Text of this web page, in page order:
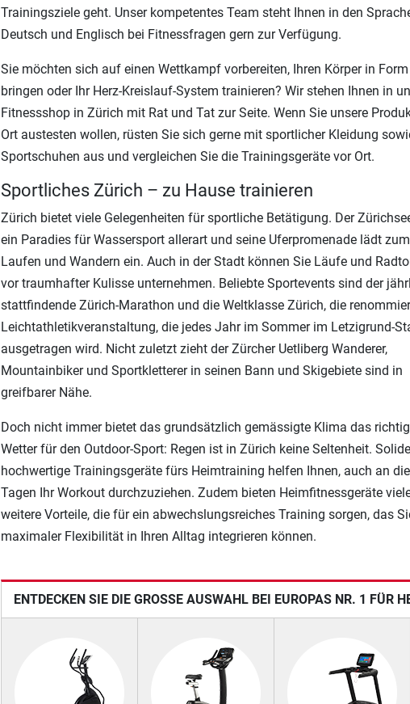
Trainingsziele geht. Unser kompetentes Team steht Ihnen in den
Deutsch und Englisch bei Fitnessfragen gern zur Verfügung.
Sie möchten sich auf einen Wettkampf vorbereiten, Ihren Körper in Form
bringen oder Ihr Herz-Kreislauf-System trainieren? Wir stehen Ihnen in
Fitnessshop in Zürich mit Rat und Tat zur Seite. Wenn Sie unsere
Ort austesten wollen, rüsten Sie sich gerne mit sportlicher Kleidung
Sportschuhen aus und vergleichen Sie die Trainingsgeräte vor Ort.
Sportliches Zürich – zu Hause trainieren
Zürich bietet viele Gelegenheiten für sportliche Betätigung. Der
ein Paradies für Wassersport allerart und seine Uferpromenade lädt zum
Laufen und Wandern ein. Auch in der Stadt können Sie Läufe und
vor traumhafter Kulisse unternehmen. Beliebte Sportevents sind der
stattfindende Zürich-Marathon und die Weltklasse Zürich, die
Leichtathletikveranstaltung, die jedes Jahr im Sommer im Letzigrund-
ausgetragen wird. Nicht zuletzt zieht der Zürcher Uetliberg Wanderer,
Mountainbiker und Sportkletterer in seinen Bann und Skigebiete sind in
greifbarer Nähe.
Doch nicht immer bietet das grundsätzlich gemässigte Klima das
Wetter für den Outdoor-Sport: Regen ist in Zürich keine Seltenheit.
hochwertige Trainingsgeräte fürs Heimtraining helfen Ihnen, auch an
Tagen Ihr Workout durchzuziehen. Zudem bieten Heimfitnessgeräte
weitere Vorteile, die für ein abwechslungsreiches Training sorgen, das
maximaler Flexibilität in Ihren Alltag integrieren können.
ENTDECKEN SIE DIE GROSSE AUSWAHL BEI EUROPAS NR. 1 FÜR